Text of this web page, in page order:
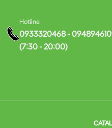
Hotline
0933320468 -
(7:30 - 20:00)